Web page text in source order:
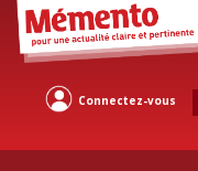
Connectez-vous